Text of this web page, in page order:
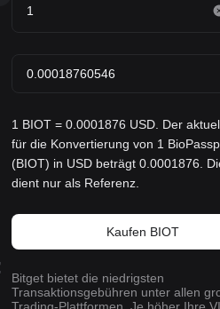
1 BIOT = 0.0001876 USD. Der
für die Konvertierung von 1
(BIOT) in USD beträgt 0.0001876.
dient nur als Referenz.
Kaufen BIOT
Bitget bietet die niedrigsten
Transaktionsgebühren unter allen